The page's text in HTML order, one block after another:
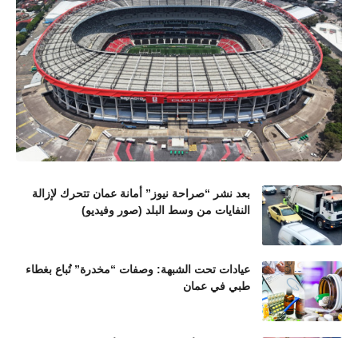
بعد نشر “صراحة نيوز” أمانة عمان تتحرك لإزالة
النفايات من وسط البلد (صور وفيديو)
عيادات تحت الشبهة: وصفات “مخدرة” تُباع بغطاء
طبي في عمان